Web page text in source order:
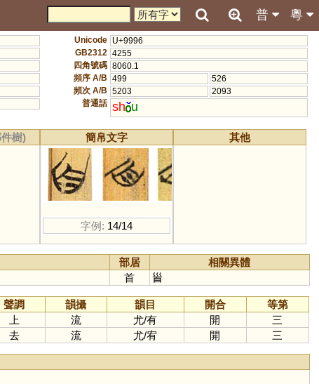
粵
普
Unicode U+9996
GB2312 4255
四角號碼 8060.1
頻序 A/B 499
526
頻次 A/B 5203
2093
普通話 sh u
樹)
簡帛文字
字例: 14/14
其他
部居
相關異體
首 𩠐
聲調 韻攝 韻目 開合
等第
上 流 尤/有 開
三
去 流 尤/宥 開 三